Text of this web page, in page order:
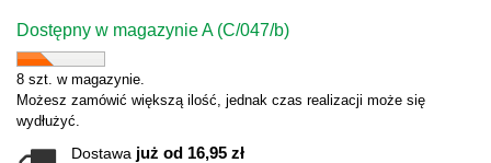
Dostępny w magazynie A (C/047/b)
8 szt. w magazynie.
Możesz zamówić większą ilość, jednak czas realizacji może się
wydłużyć.
Dostawa już od 16,95 zł